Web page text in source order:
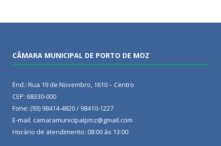
CÂMARA MUNICIPAL DE PORTO DE MOZ
End.: Rua 19 de Novembro, 1610 – Centro
CEP: 68330-000
Fone: (93) 98414-4820 / 98410-1227
E-mail: camaramunicipalpmz@gmail.com
Horário de atendimento: 08:00 às 13:00